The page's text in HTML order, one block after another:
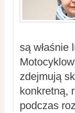
są właśnie
zdejmują
konkretną,
podczas